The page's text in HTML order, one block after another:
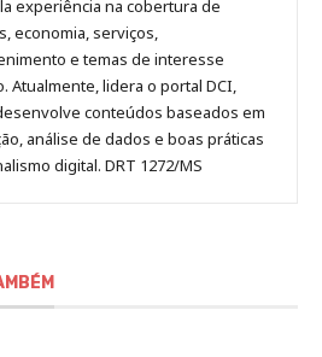
experiência na cobertura de
economia, serviços,
e temas de interesse
Atualmente, lidera o portal DCI,
conteúdos baseados em
análise de dados e boas práticas
digital. DRT 1272/MS